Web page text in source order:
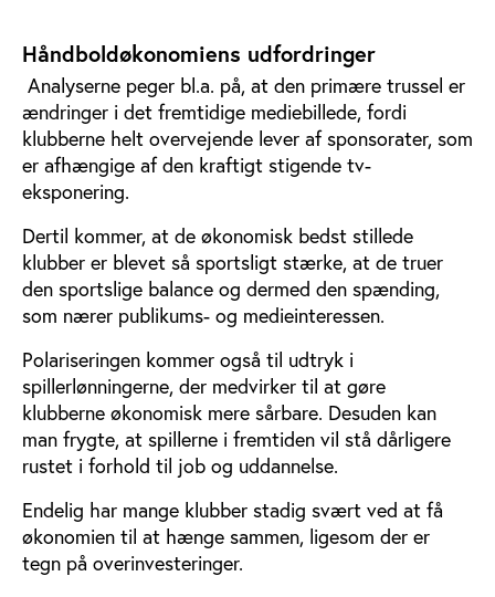
Håndboldøkonomiens udfordringer
Analyserne peger bl.a. på, at den primære trussel er
ændringer i det fremtidige mediebillede, fordi
klubberne helt overvejende lever af sponsorater, som
er afhængige af den kraftigt stigende tv-
eksponering.
Dertil kommer, at de økonomisk bedst stillede
klubber er blevet så sportsligt stærke, at de truer
den sportslige balance og dermed den spænding,
som nærer publikums- og medieinteressen.
Polariseringen kommer også til udtryk i
spillerlønningerne, der medvirker til at gøre
klubberne økonomisk mere sårbare. Desuden kan
man frygte, at spillerne i fremtiden vil stå dårligere
rustet i forhold til job og uddannelse.
Endelig har mange klubber stadig svært ved at få
økonomien til at hænge sammen, ligesom der er
tegn på overinvesteringer.